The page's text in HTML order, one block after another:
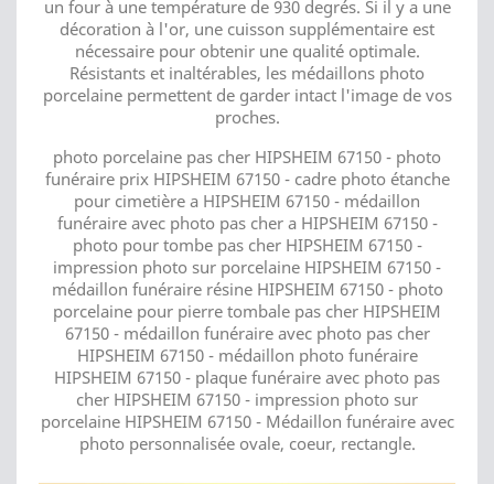
un four à une température de 930 degrés. Si il y a une
décoration à l'or, une cuisson supplémentaire est
nécessaire pour obtenir une qualité optimale.
Résistants et inaltérables, les médaillons photo
porcelaine permettent de garder intact l'image de vos
proches.
photo porcelaine pas cher HIPSHEIM 67150 - photo
funéraire prix HIPSHEIM 67150 - cadre photo étanche
pour cimetière a HIPSHEIM 67150 - médaillon
funéraire avec photo pas cher a HIPSHEIM 67150 -
photo pour tombe pas cher HIPSHEIM 67150 -
impression photo sur porcelaine HIPSHEIM 67150 -
médaillon funéraire résine HIPSHEIM 67150 - photo
porcelaine pour pierre tombale pas cher HIPSHEIM
67150 - médaillon funéraire avec photo pas cher
HIPSHEIM 67150 - médaillon photo funéraire
HIPSHEIM 67150 - plaque funéraire avec photo pas
cher HIPSHEIM 67150 - impression photo sur
porcelaine HIPSHEIM 67150 - Médaillon funéraire avec
photo personnalisée ovale, coeur, rectangle.